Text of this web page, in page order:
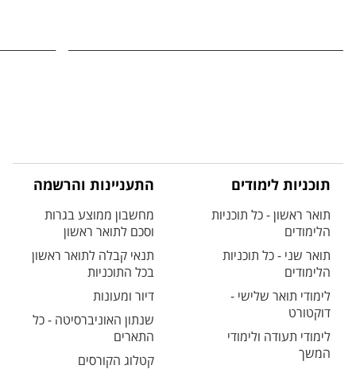
תוכניות לימודים
תואר ראשון - כל תוכניות
הלימודים
תואר שני - כל תוכניות
הלימודים
לימודי תואר שלישי -
דוקטורט
לימודי תעודה ולימודי
המשך
התעניינות והרשמה
מחשבון ממוצע בגרות
וסכם לתואר ראשון
תנאי קבלה לתואר ראשון
בכל התוכניות
דיור ומעונות
שנתון האוניברסיטה - כל
התארים
קטלוג הקורסים